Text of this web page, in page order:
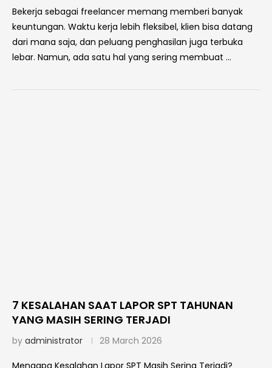
Bekerja sebagai freelancer memang memberi banyak
keuntungan. Waktu kerja lebih fleksibel, klien bisa datang
dari mana saja, dan peluang penghasilan juga terbuka
lebar. Namun, ada satu hal yang sering membuat …
7 KESALAHAN SAAT LAPOR SPT TAHUNAN
YANG MASIH SERING TERJADI
by administrator 28 March 2026
Mengapa Kesalahan Lapor SPT Masih Sering Terjadi?